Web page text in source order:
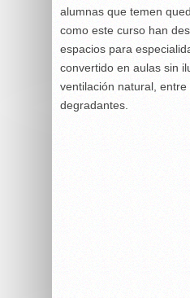
alumnas que temen
como este curso han
espacios para
convertido en aulas sin
ventilación natural,
degradantes.